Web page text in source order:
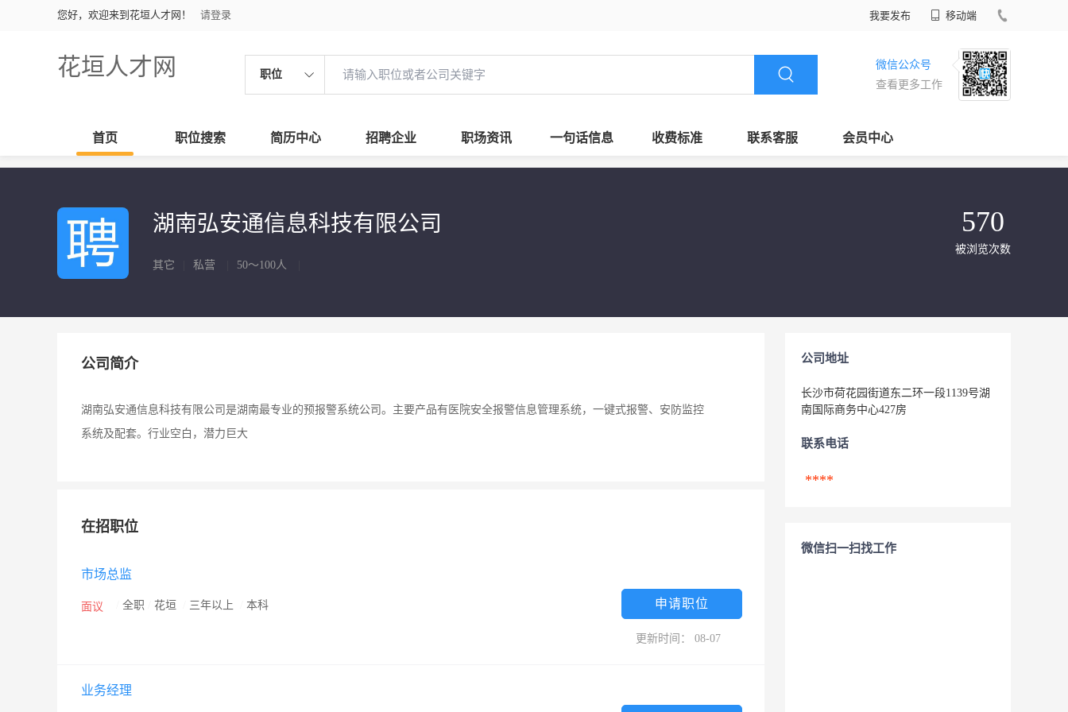
您好，欢迎来到花垣人才网！ 请登录 我要发布 移动端
花垣人才网 职位
微信公众号
查看更多工作
首页 职位搜索 简历中心 招聘企业 职场资讯 一句话信息 收费标准 联系客服 会员中心
湖南弘安通信息科技有限公司
其它 私营 50～100人
570
被浏览次数
公司简介
湖南弘安通信息科技有限公司是湖南最专业的预报警系统公司。主要产品有医院安全报警信息管理系统，一键式报警、安防监控
系统及配套。行业空白，潜力巨大
在招职位
市场总监
面议 全职 花垣 三年以上 本科 申请职位
更新时间： 08-07
业务经理
公司地址
长沙市荷花园街道东二环一段1139号湖
南国际商务中心427房
联系电话
****
微信扫一扫找工作